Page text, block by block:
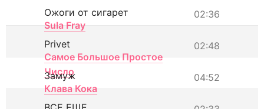
02:36
Ожоги от сигарет
Sula Fray
02:48
Privet
Самое Большое Простое
Число
04:52
Замуж
Клава Кока